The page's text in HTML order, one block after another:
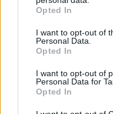
grant or deny consent to
use your data for below
consent section.
Opted In
I want to opt-out of
Personal Data.
Opted In
I want to opt-out of
Personal Data for
Opted In
tárgyalásokat
: A 33 éves
ellenére, hogy
Al-Shababtól és az